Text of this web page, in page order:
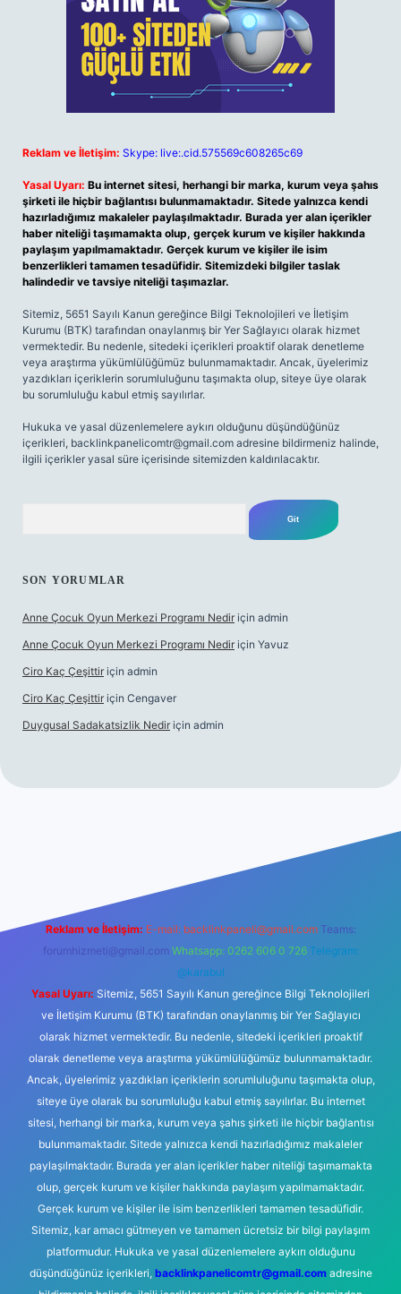
Reklam ve İletişim: Skype: live:.cid.575569c608265c69
Yasal Uyarı: Bu internet sitesi, herhangi bir marka, kurum veya şahıs
şirketi ile hiçbir bağlantısı bulunmamaktadır. Sitede yalnızca kendi
hazırladığımız makaleler paylaşılmaktadır. Burada yer alan içerikler
haber niteliği taşımamakta olup, gerçek kurum ve kişiler hakkında
paylaşım yapılmamaktadır. Gerçek kurum ve kişiler ile isim
benzerlikleri tamamen tesadüfidir. Sitemizdeki bilgiler taslak
halindedir ve tavsiye niteliği taşımazlar.
Sitemiz, 5651 Sayılı Kanun gereğince Bilgi Teknolojileri ve İletişim
Kurumu (BTK) tarafından onaylanmış bir Yer Sağlayıcı olarak hizmet
vermektedir. Bu nedenle, sitedeki içerikleri proaktif olarak denetleme
veya araştırma yükümlülüğümüz bulunmamaktadır. Ancak, üyelerimiz
yazdıkları içeriklerin sorumluluğunu taşımakta olup, siteye üye olarak
bu sorumluluğu kabul etmiş sayılırlar.
Hukuka ve yasal düzenlemelere aykırı olduğunu düşündüğünüz
içerikleri, backlinkpanelicomtr@gmail.com adresine bildirmeniz halinde,
ilgili içerikler yasal süre içerisinde sitemizden kaldırılacaktır.
SON YORUMLAR
Anne Çocuk Oyun Merkezi Programı Nedir için admin
Anne Çocuk Oyun Merkezi Programı Nedir için Yavuz
Ciro Kaç Çeşittir için admin
Ciro Kaç Çeşittir için Cengaver
Duygusal Sadakatsizlik Nedir için admin
Reklam ve İletişim: E-mail: backlinkpaneli@gmail.com Teams:
forumhizmeti@gmail.com Whatsapp: 0262 606 0 726 Telegram:
@karabul
Yasal Uyarı: Sitemiz, 5651 Sayılı Kanun gereğince Bilgi Teknolojileri
ve İletişim Kurumu (BTK) tarafından onaylanmış bir Yer Sağlayıcı
olarak hizmet vermektedir. Bu nedenle, sitedeki içerikleri proaktif
olarak denetleme veya araştırma yükümlülüğümüz bulunmamaktadır.
Ancak, üyelerimiz yazdıkları içeriklerin sorumluluğunu taşımakta olup,
siteye üye olarak bu sorumluluğu kabul etmiş sayılırlar. Bu internet
sitesi, herhangi bir marka, kurum veya şahıs şirketi ile hiçbir bağlantısı
bulunmamaktadır. Sitede yalnızca kendi hazırladığımız makaleler
paylaşılmaktadır. Burada yer alan içerikler haber niteliği taşımamakta
olup, gerçek kurum ve kişiler hakkında paylaşım yapılmamaktadır.
Gerçek kurum ve kişiler ile isim benzerlikleri tamamen tesadüfidir.
Sitemiz, kar amacı gütmeyen ve tamamen ücretsiz bir bilgi paylaşım
platformudur. Hukuka ve yasal düzenlemelere aykırı olduğunu
düşündüğünüz içerikleri, backlinkpanelicomtr@gmail.comadresine